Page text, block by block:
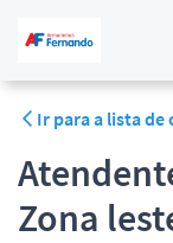
Ir para a lista de
Zona